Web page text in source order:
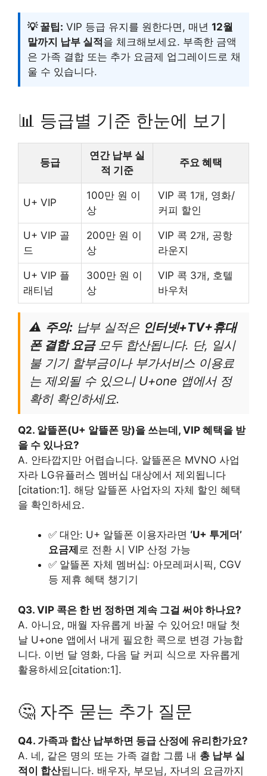
💡 꿀팁: VIP 등급 유지를 원한다면, 매년 12월
말까지 납부 실적을 체크해보세요. 부족한 금액
은 가족 결합 또는 추가 요금제 업그레이드로 채
울 수 있습니다.
📊 등급별 기준 한눈에 보기
등급
연간 납부 실
적 기준
주요 혜택
U+ VIP
100만 원 이
상
VIP 콕 1개, 영화/
커피 할인
U+ VIP 골
드
200만 원 이
상
VIP 콕 2개, 공항
라운지
U+ VIP 플
래티넘
300만 원 이
상
VIP 콕 3개, 호텔
바우처
⚠️ 주의: 납부 실적은 인터넷+TV+휴대
폰 결합 요금모두 합산됩니다. 단, 일시
불 기기 할부금이나 부가서비스 이용료
는 제외될 수 있으니 U+one 앱에서 정
확히 확인하세요.
Q2. 알뜰폰(U+ 알뜰폰 망)을 쓰는데, VIP 혜택을 받
을 수 있나요?
A. 안타깝지만 어렵습니다. 알뜰폰은 MVNO 사업
자라 LG유플러스 멤버십 대상에서 제외됩니다
[citation:1]. 해당 알뜰폰 사업자의 자체 할인 혜택
을 확인하세요.
✅ 대안: U+ 알뜰폰 이용자라면 ‘U+ 투게더’
요금제 로 전환 시 VIP 산정 가능
✅ 알뜰폰 자체 멤버십: 아모레퍼시픽, CGV
등 제휴 혜택 챙기기
Q3. VIP 콕은 한 번 정하면 계속 그걸 써야 하나요?
A. 아니요, 매월 자유롭게 바꿀 수 있어요! 매달 첫
날 U+one 앱에서 내게 필요한 콕으로 변경 가능합
니다. 이번 달 영화, 다음 달 커피 식으로 자유롭게
활용하세요[citation:1].
🤔 자주 묻는 추가 질문
Q4. 가족과 합산 납부하면 등급 산정에 유리한가요?
A. 네, 같은 명의 또는 가족 결합 그룹 내 총 납부 실
적이 합산됩니다. 배우자, 부모님, 자녀의 요금까지